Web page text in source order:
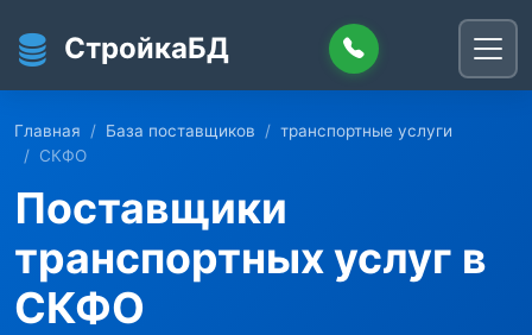
СтройкаБД
Главная База поставщиков
транспортные услуги
СКФО
Поставщики
транспортных услуг в
СКФО